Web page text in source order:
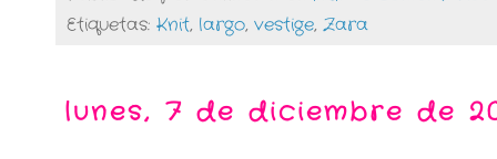
Etiquetas: Knit, largo, vestige, Zara
lunes, 7 de diciembre de